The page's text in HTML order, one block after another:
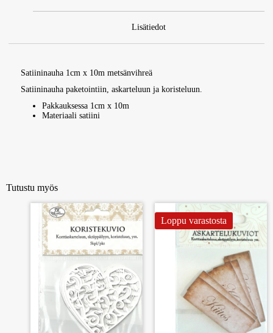
Lisätiedot
Satiininauha 1cm x 10m metsänvihreä
Satiininauha paketointiin, askarteluun ja koristeluun.
Pakkauksessa 1cm x 10m
Materiaali satiini
Tutustu myös
Loppu varastosta